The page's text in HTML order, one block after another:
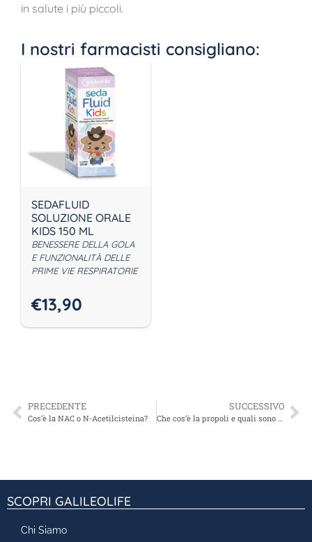
in salute i più piccoli.
I nostri farmacisti consigliano:
SEDAFLUID
SOLUZIONE ORALE
KIDS 150 ML
BENESSERE DELLA GOLA
E FUNZIONALITÀ DELLE
PRIME VIE RESPIRATORIE
€13,90
PRECEDENTE
Cos’è la NAC o N-Acetilcisteina?
SUCCESSIVO
Che cos’è la propoli e quali sono i benefici?
SCOPRI GALILEOLIFE
Chi Siamo